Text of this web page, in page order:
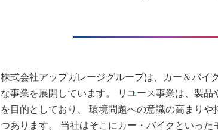
株式会社アップガレージグループは、カー＆バイ
な事業を展開しています。 リユース事業は、製
を目的としており、 環境問題への意識の高まり
つあります。 当社はそこにカー・バイクといっ